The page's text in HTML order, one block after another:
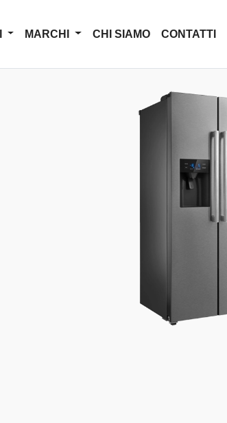
MARCHI CHI SIAMO CONTATTI